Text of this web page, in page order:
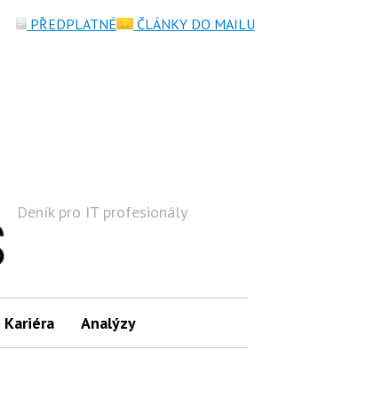
Deník pro IT profesionály
Kariéra Analýzy
PŘEDPLATNÉ ČLÁNKY DO MAILU